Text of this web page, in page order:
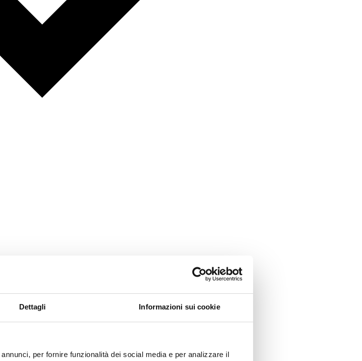
Dettagli Informazioni sui cookie
per fornire funzionalità dei social media e per analizzare il